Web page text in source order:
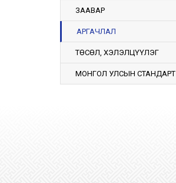
ЗААВАР
АРГАЧЛАЛ
ТӨСӨЛ, ХЭЛЭЛЦҮҮЛЭГ
МОНГОЛ УЛСЫН СТАНДАРТ